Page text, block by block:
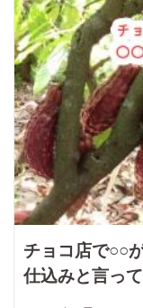
チョコ店で○○
仕込みと言っ